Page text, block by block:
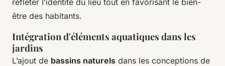
être des habitants.
Intégration d'éléments aquatiques dans les
jardins
L’ajout de bassins naturels dans les conceptions de